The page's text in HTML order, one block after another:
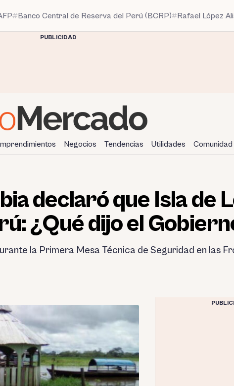
Banco Central de Reserva del Perú (BCRP) Rafael López
PUBLICIDAD
Negocios Tendencias Utilidades Comunidad
declaró que Isla de
¿Qué dijo el
la Primera Mesa Técnica de Seguridad en las